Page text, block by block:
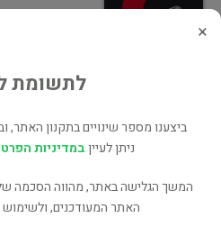
מוקש קטלני
×
לתשומת
ביצענו מספר שינויים בתקנון האתר,
ניתן לעייןבמדיניות
המשך הגלישה באתר, מהווה הסכמה
האתר המעודכנים, ולשימוש